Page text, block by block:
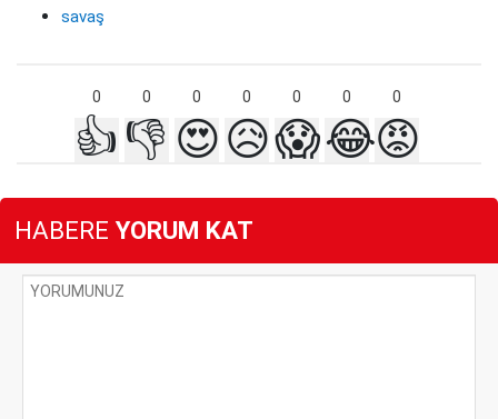
savaş
0 0 0 0 0 0 0
👍 👎 😍😥😱😂😡
HABERE YORUM KAT